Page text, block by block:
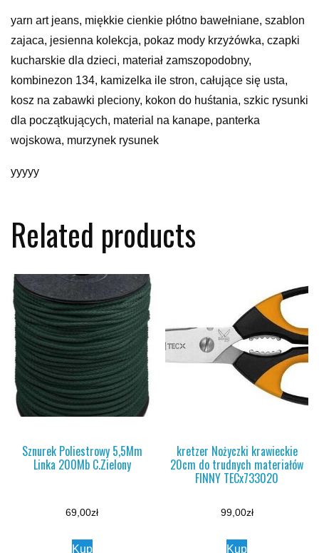
yarn art jeans, miękkie cienkie płótno bawełniane, szablon
zajaca, jesienna kolekcja, pokaz mody krzyżówka, czapki
kucharskie dla dzieci, materiał zamszopodobny,
kombinezon 134, kamizelka ile stron, całujące się usta,
kosz na zabawki pleciony, kokon do huśtania, szkic rysunki
dla początkujących, material na kanape, panterka
wojskowa, murzynek rysunek
yyyyy
Related products
Sznurek Poliestrowy 5,5Mm
Linka 200Mb C.Zielony
69,00zł
Kup
kretzer Nożyczki krawieckie
20cm do trudnych materiałów
FINNY TECx733020
99,00zł
Kup